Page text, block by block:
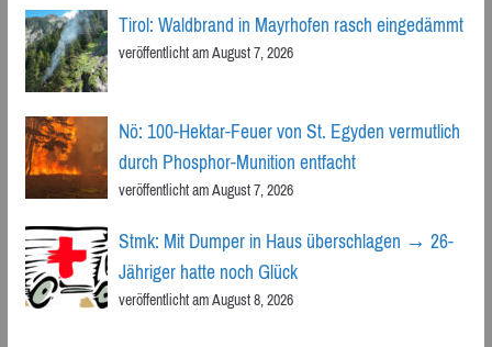
Tirol: Waldbrand in Mayrhofen rasch eingedämmt
veröffentlicht am August 7, 2026
Nö: 100-Hektar-Feuer von St. Egyden vermutlich
durch Phosphor-Munition entfacht
veröffentlicht am August 7, 2026
Stmk: Mit Dumper in Haus überschlagen → 26-
Jähriger hatte noch Glück
veröffentlicht am August 8, 2026